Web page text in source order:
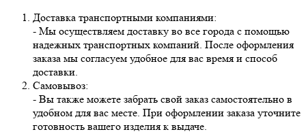
Доставка транспортными компаниями:
- Мы осуществляем доставку во все города с помощью
надежных транспортных компаний. После оформления
заказа мы согласуем удобное для вас время и способ
доставки.
Самовывоз:
- Вы также можете забрать свой заказ самостоятельно в
удобном для вас месте. При оформлении заказа уточните
готовность вашего изделия к выдаче.